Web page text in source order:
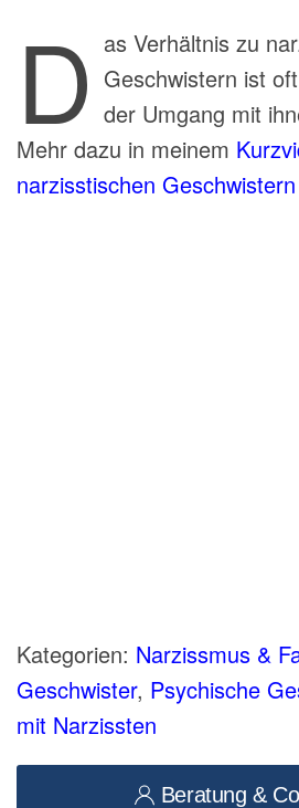
D as Verhältnis zu
Geschwistern ist
der Umgang mit
Mehr dazu in meinem
narzisstischen
Kategorien: Narzissmus &
Geschwister, Psychische
mit Narzissten
Beratung &